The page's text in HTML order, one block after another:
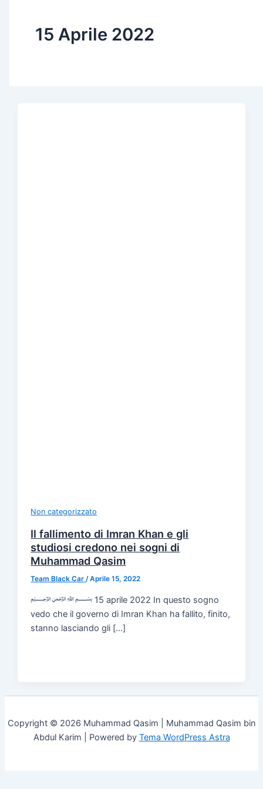
15 Aprile 2022
Non categorizzato
Il fallimento di Imran Khan e gli
studiosi credono nei sogni di
Muhammad Qasim
Team Black Car/Aprile 15, 2022
﷽ 15 aprile 2022 In questo sogno
vedo che il governo di Imran Khan ha fallito, finito,
stanno lasciando gli […]
Copyright © 2026 Muhammad Qasim | Muhammad Qasim bin
Abdul Karim | Powered by Tema WordPress Astra